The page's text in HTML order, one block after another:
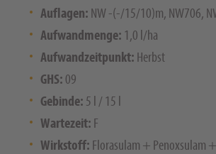
Auflagen: NW -(-/15/10)m, NW706,
Aufwandmenge: 1,0 l/ha
Aufwandzeitpunkt: Herbst
GHS: 09
Gebinde: 5 l / 15 l
Wartezeit: F
Wirkstoff: Florasulam + Penoxsulam